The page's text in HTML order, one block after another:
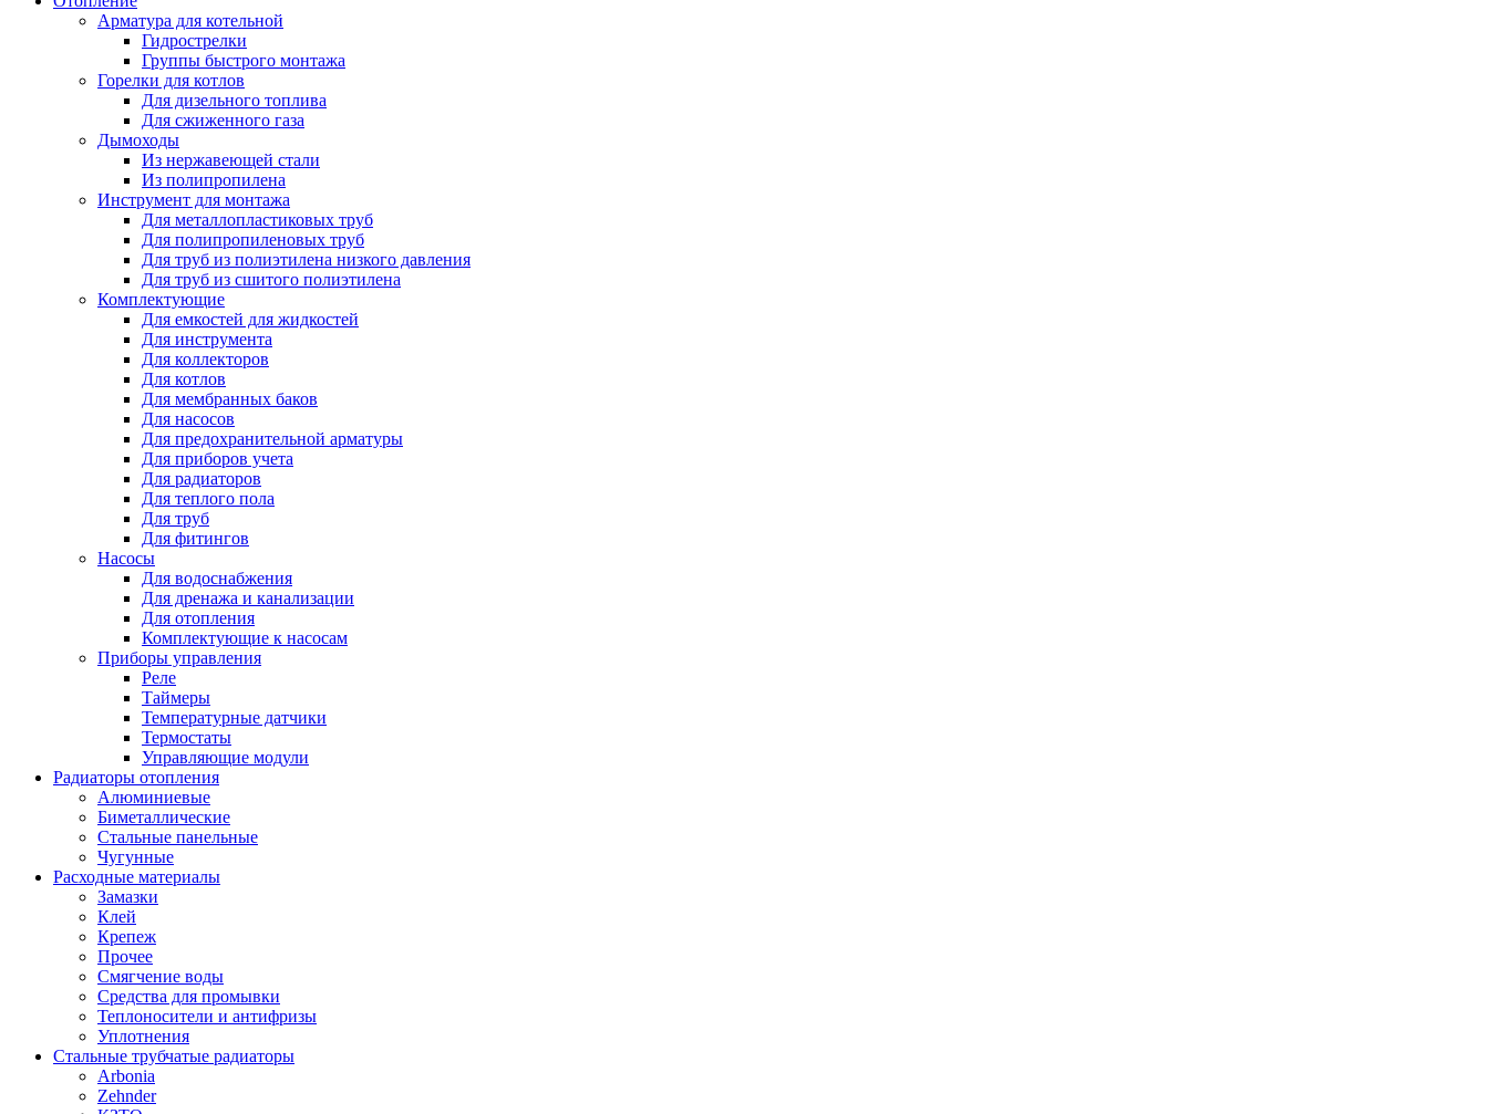
Арматура для котельной
Гидрострелки
Группы быстрого монтажа
Горелки для котлов
Для дизельного топлива
Для сжиженного газа
Дымоходы
Из нержавеющей стали
Из полипропилена
Инструмент для монтажа
Для металлопластиковых труб
Для полипропиленовых труб
Для труб из полиэтилена низкого давления
Для труб из сшитого полиэтилена
Комплектующие
Для емкостей для жидкостей
Для инструмента
Для коллекторов
Для котлов
Для мембранных баков
Для насосов
Для предохранительной арматуры
Для приборов учета
Для радиаторов
Для теплого пола
Для труб
Для фитингов
Насосы
Для водоснабжения
Для дренажа и канализации
Для отопления
Комплектующие к насосам
Приборы управления
Реле
Таймеры
Температурные датчики
Термостаты
Управляющие модули
Радиаторы отопления
Алюминиевые
Биметаллические
Стальные панельные
Чугунные
Расходные материалы
Замазки
Клей
Крепеж
Прочее
Смягчение воды
Средства для промывки
Теплоносители и антифризы
Уплотнения
Стальные трубчатые радиаторы
Arbonia
Zehnder